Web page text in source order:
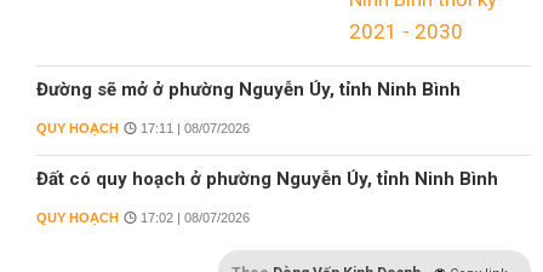
Đường sẽ mở ở phường Nguyễn Úy, tỉnh Ninh Bình
QUY HOẠCH 17:11 | 08/07/2026
Đất có quy hoạch ở phường Nguyễn Úy, tỉnh Ninh Bình
QUY HOẠCH 17:02 | 08/07/2026